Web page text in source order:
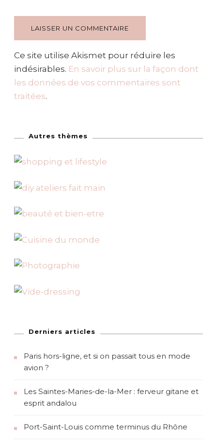
Ce site utilise Akismet pour réduire les
indésirables. En savoir plus sur la façon dont
les données de vos commentaires sont
traitées.
Autres thèmes
Derniers articles
Paris hors-ligne, et si on passait tous en mode
avion ?
Les Saintes-Maries-de-la-Mer : ferveur gitane et
esprit andalou
Port-Saint-Louis comme terminus du Rhône